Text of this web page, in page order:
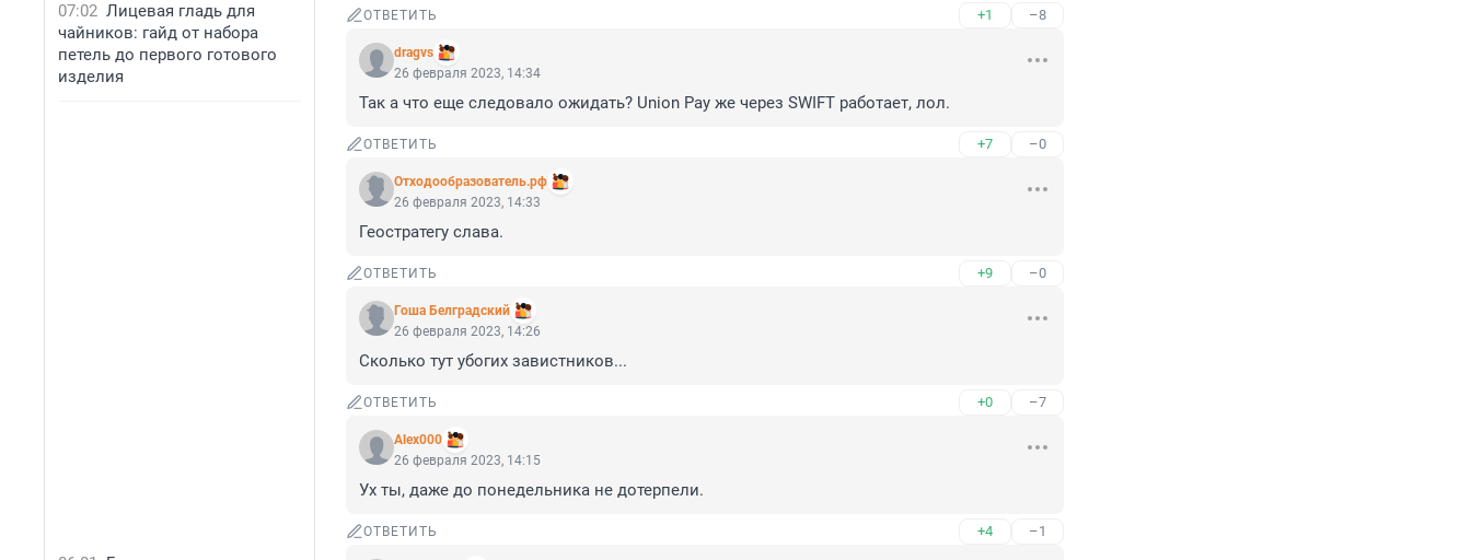
07:02 Лицевая гладь для
чайников: гайд от набора
петель до первого готового
изделия
ОТВЕТИТЬ +1 –8
dragvs
26 февраля 2023, 14:34
Так а что еще следовало ожидать? Union Pay же через SWIFT работает, лол.
ОТВЕТИТЬ +7 –0
Отходообразователь.рф
26 февраля 2023, 14:33
Геостратегу слава.
ОТВЕТИТЬ +9 –0
Гоша Белградский
26 февраля 2023, 14:26
Сколько тут убогих завистников...
ОТВЕТИТЬ +0 –7
Alex000
26 февраля 2023, 14:15
Ух ты, даже до понедельника не дотерпели.
ОТВЕТИТЬ +4 –1